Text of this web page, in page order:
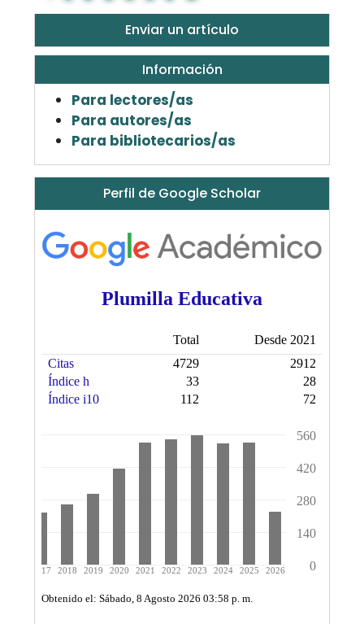
Enviar un artículo
Información
Para lectores/as
Para autores/as
Para bibliotecarios/as
Perfil de Google Scholar